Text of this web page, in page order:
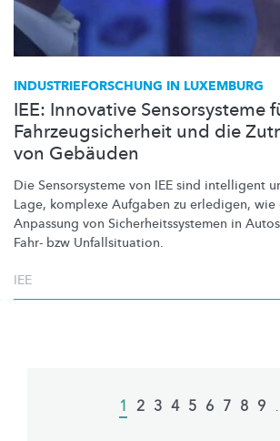
INDUSTRIEFORSCHUNG IN LUXEMBURG
IEE: Innovative Sensorsysteme
Fahrzeugsicherheit und die
von Gebäuden
Die Sensorsysteme von IEE sind intelligent
Lage, komplexe Aufgaben zu erledigen,
Anpassung von Sicherheitssystemen in
Fahr- bzw Unfallsituation.
IEE
Current
1 Page
2 Page
3 Page
4 Page
5 Page
6 Page
7 Page
8 9